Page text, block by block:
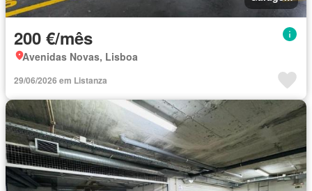
200 €/mês
Avenidas Novas, Lisboa
29/06/2026 em Listanza